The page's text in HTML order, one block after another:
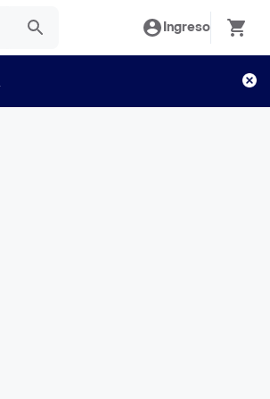
Ingreso